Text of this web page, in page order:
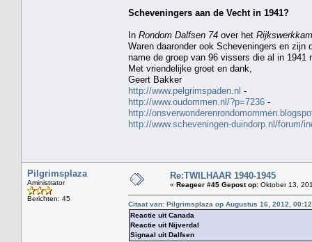
Scheveningers aan de Vecht in 1941?
In Rondom Dalfsen 74 over het
Waren daaronder ook Scheveningers en
name de groep van 96 vissers die al in 1941
Met vriendelijke groet en dank,
Geert Bakker
http://www.pelgrimspaden.nl -
http://www.oudommen.nl/?p=7236 -
http://
http://www.scheveningen-duindorp.nl/forum/
Pilgrimsplaza
Aministrator
Berichten: 45
Re:TWILHAAR 1940-1945
« Reageer #45 Gepost op: Oktober 13,
Citaat van: Pilgrimsplaza op Augustus 16, 2012,
Reactie uit Canada
Reactie uit Nijverdal
Signaal uit Dalfsen